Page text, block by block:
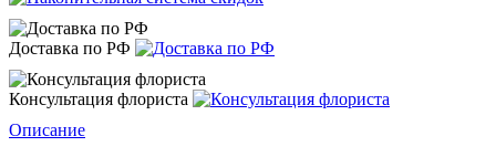
Доставка по РФ
Консультация флориста
Описание